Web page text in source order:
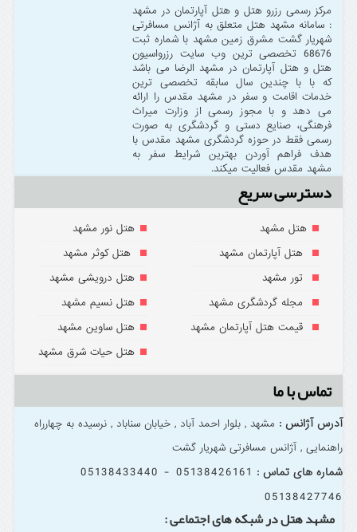
مرکز رسمی رزرو هتل و هتل آپارتمان در مشهد
: سامانه مشهد هتل متعلق به آژانس مسافرتی
شهریار گشت مشرق زمین مشهد با شماره ثبت
68676 تخصصی ترین وب سایت رزرواسیون
هتل و هتل آپارتمان در مشهد الرضا می باشد
که با با چندین سال سابقه تخصصی ترین
خدمات اقامت و سفر در مشهد مقدس را ارائه
می دهد و با مجوز رسمی از وزارت میراث
فرهنگی، صنایع دستی و گردشگری به صورت
رسمی فقط در حوزه گردشگری مشهد مقدس با
هدف فراهم آوردن بهترین شرایط سفر به
مشهد مقدس فعالیت میکند.
دسترسی سریع
هتل مشهد
هتل آپارتمان مشهد
تور مشهد
مجله گردشگری مشهد
قیمت هتل آپارتمان مشهد
هتل نور مشهد
هتل کوثر مشهد
هتل درویشی مشهد
هتل نسیم مشهد
هتل ساوین مشهد
هتل حیات شرق مشهد
تماس با ما
آدرس آژانس : مشهد , بلوار احمد آباد , خیابان سناباد , نرسیده به چهارراه
راهنمایی , آژانس مسافرتی شهریار گشت
شماره های تماس : 05138426161 - 05138433440
05138427746
مشهد هتل در شبکه های اجتماعی :